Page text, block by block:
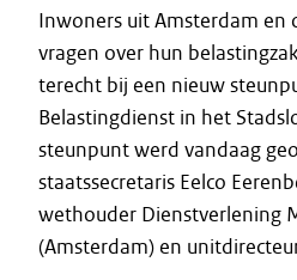
Inwoners uit Amsterdam en
vragen over hun
terecht bij een nieuw
Belastingdienst in het
steunpunt werd vandaag
staatssecretaris Eelco
wethouder Dienstverlening
(Amsterdam) en